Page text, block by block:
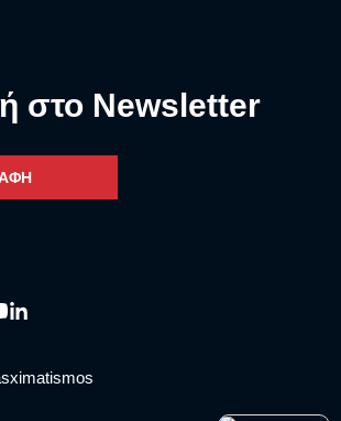
στο Newsletter